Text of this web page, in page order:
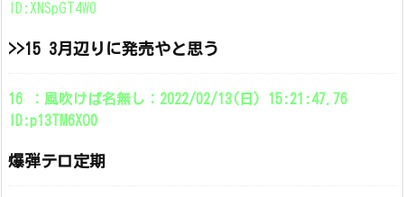
ID:XNSpGT4W0
>>15 3月辺りに発売やと思う
16 ：風吹けば名無し：2022/02/13(日) 15:21:47.76
ID:p13TM6XO0
爆弾テロ定期